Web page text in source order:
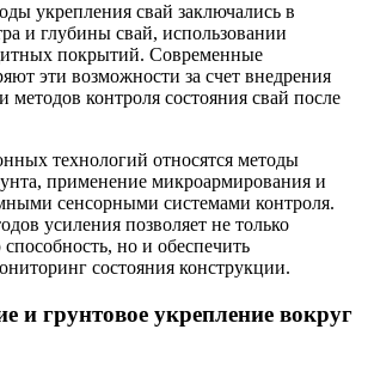
укрепления свай заключались в
и глубины свай, использовании
покрытий. Современные
эти возможности за счет внедрения
методов контроля состояния свай после
технологий относятся методы
применение микроармирования и
сенсорными системами контроля.
усиления позволяет не только
но и обеспечить
состояния конструкции.
и грунтовое укрепление вокруг